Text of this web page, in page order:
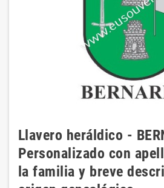
Llavero heráldico -
Personalizado con
la familia y breve